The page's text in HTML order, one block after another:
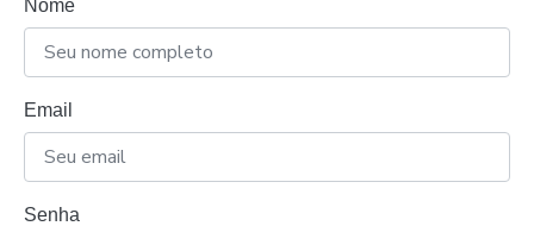
Nome
Email
Senha